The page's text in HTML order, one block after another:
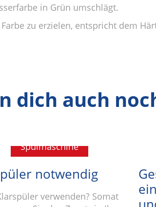
in Grün umschlägt.
zu erzielen, entspricht dem
dich auch
Spülmaschine
notwendig
verwenden? Somat